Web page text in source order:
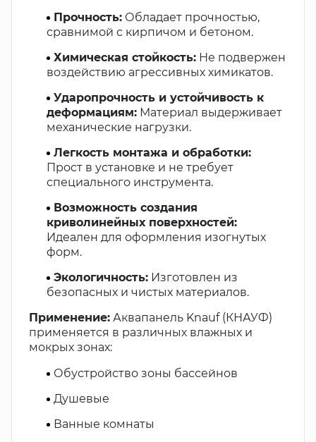
Прочность: Обладает прочностью,
сравнимой с кирпичом и бетоном.
Химическая стойкость: Не подвержен
воздействию агрессивных химикатов.
Ударопрочность и устойчивость к
деформациям: Материал выдерживает
механические нагрузки.
Легкость монтажа и обработки:
Прост в установке и не требует
специального инструмента.
Возможность создания
криволинейных поверхностей:
Идеален для оформления изогнутых
форм.
Экологичность: Изготовлен из
безопасных и чистых материалов.
Применение: Аквапанель Knauf (КНАУФ)
применяется в различных влажных и
мокрых зонах:
Обустройство зоны бассейнов
Душевые
Ванные комнаты